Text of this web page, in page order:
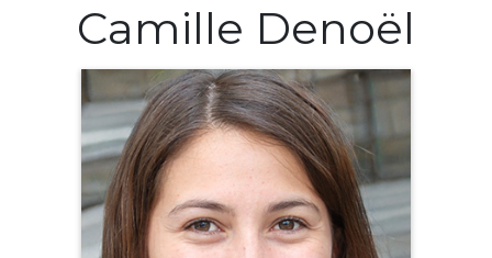
Camille Denoël